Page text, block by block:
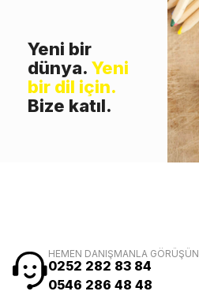
Yeni bir
dünya. Yeni
bir dil için.
Bize katıl.
HEMEN DANIŞMANLA GÖRÜŞÜN
0252 282 83 84
0546 286 48 48